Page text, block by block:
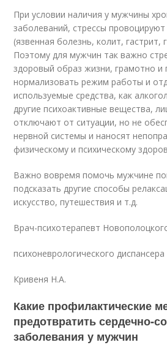
При условии наличия у мужчины
заболеваний, стрессы
(язвенная болезнь, колит, гастрит,
Поэтому для мужчин так важно
здоровый образ жизни, грамотно и
нормализовать режим работы и
используемые средства, как
другие психоактивные вещества,
отключают от ситуации, но не
нервной системы и наносят
физическому и психическому
Важно вовремя помочь мужчине
подсказать другие способы
искусство, путешествия и т.д.
Врач-психотерапевт
психоневрологического диспансера
Кривеня Н.А.
Какие профилактические
предотвратить сердечно-
заболевания у мужчин